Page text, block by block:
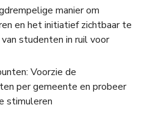
manier om
en het initiatief zichtbaar te
studenten in ruil voor
Voorzie de
per gemeente en probeer
stimuleren